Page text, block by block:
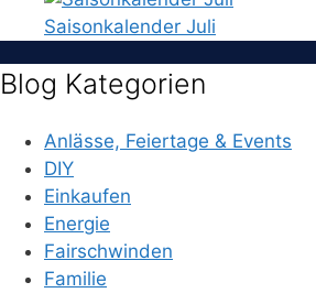
Saisonkalender Juli
Blog Kategorien
Anlässe, Feiertage & Events
DIY
Einkaufen
Energie
Fairschwinden
Familie